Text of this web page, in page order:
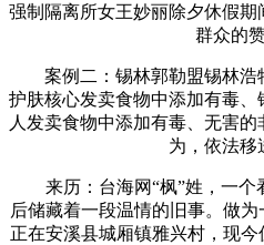
强制隔离所女王妙丽除夕休假
群众的赞
案例二：锡林郭勒盟锡林浩
护肤核心发卖食物中添加有毒
人发卖食物中添加有毒、无害
为，依法移
来历：台海网“枫”姓，一个
后储藏着一段温情的旧事。做
正在安溪县城厢镇雅兴村，现今